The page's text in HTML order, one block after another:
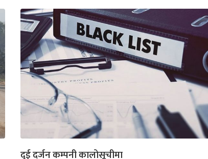
दुई दर्जन कम्पनी कालोसूचीमा